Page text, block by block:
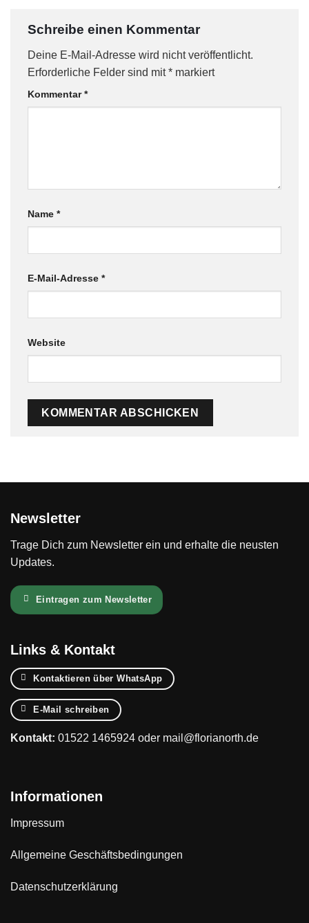
Schreibe einen Kommentar
Deine E-Mail-Adresse wird nicht veröffentlicht.
Erforderliche Felder sind mit* markiert
Kommentar*
Name *
E-Mail-Adresse *
Website
Newsletter
Trage Dich zum Newsletter ein und erhalte die neusten
Updates.
Eintragen zum Newsletter
Links & Kontakt
Kontaktieren über WhatsApp
E-Mail schreiben
Kontakt: 01522 1465924 oder mail@florianorth.de
Informationen
Impressum
Allgemeine Geschäftsbedingungen
Datenschutzerklärung